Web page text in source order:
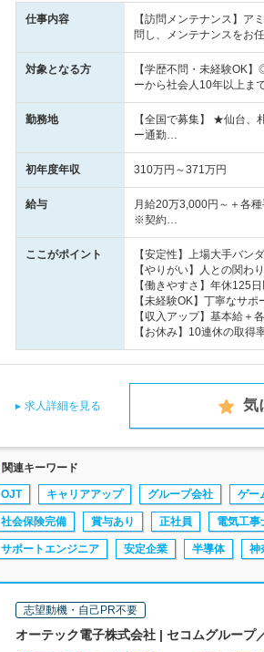
仕事内容
【訪問メンテナンス】ア
問し、メンテナンスをお
対象となる方
【学歴不問・未経験OK
ーから社会人10年以上ま
勤務地
【全国で募集】 ★仙台、
ー通勤…
初年度年収 310万円～371万円
給与
月給20万3,000円～＋各
※契約…
ここがポイント
【安定性】上場大手バン
【やりがい】人との関わ
【働きやすさ】年休125
【未経験OK】丁寧なサ
【収入アップ】基本給＋
【お休み】10連休の取
求人詳細を見る 気
関連キーワード
OJT キャリアアップ グループ会社 ゲー
社会保険完備 賞与あり 正社員 電気工事
サポートエンジニア 安定企業 半導体 神
志望動機・自己PR不要
オーテック電子株式会社 | セコムグルー